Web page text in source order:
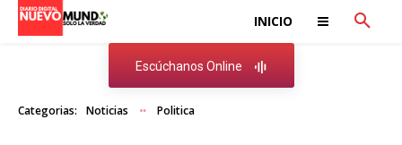
INICIO
Escúchanos Online
Categorias: Noticias Politica